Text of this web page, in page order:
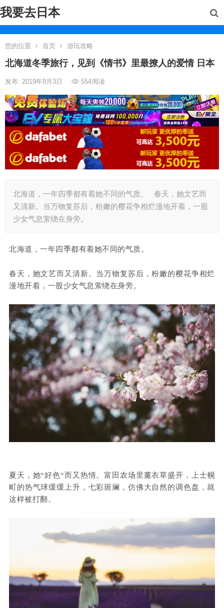
我要去日本
您的位置 首页 游玩攻略
北海道冬季旅行，见到《情书》里最撩人的爱情 日本
发布: 2019年9月3日 554阅读
北海道，一年四季都有着她不同的气质。 春天，她文艺而
又清新。当万物复苏后，粉嫩的樱花争相烂漫地开着，一股
少女气息萦绕在身旁。
北海道，一年四季都有着她不同的气质。
春天，她文艺而又清新。当万物复苏后，粉嫩的樱花争相烂
漫地开着，一股少女气息萦绕在身旁。
夏天，她“好色“而又热情。富田农场里薰衣草盛开，上士幌
町的热气球缓缓上升，七彩斑斓，仿佛大自然的调色盘，就
这样被打翻。